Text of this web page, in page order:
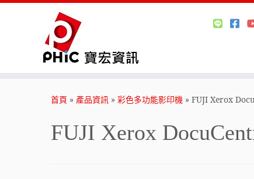
首頁 » 產品資訊 » 彩色多功能影印機 » FUJI Xerox
FUJI Xerox